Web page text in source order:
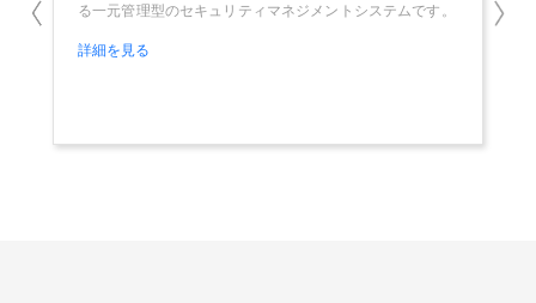
る一元管理型のセキュリティマネジメントシステムです。
詳細を見る